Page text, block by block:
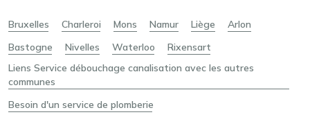
Bruxelles Charleroi Mons Namur Liège
Arlon
Bastogne
Nivelles Waterloo
Rixensart
Liens Service débouchage canalisation avec les autres
communes
Besoin d'un service de plomberie